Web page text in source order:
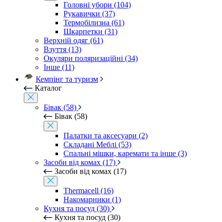
Головні убори (104)
Рукавички (37)
Термобілизна (61)
Шкарпетки (31)
Верхній одяг (61)
Взуття (13)
Окуляри поляризаційні (34)
Інше (11)
Кемпінг та туризм
Каталог
Бівак (58)
Бівак (58)
Палатки та аксесуари (2)
Складані Меблі (53)
Спальні мішки, каремати та інше (3)
Засоби від комах (17)
Засоби від комах (17)
Thermacell (16)
Накомарники (1)
Кухня та посуд (30)
Кухня та посуд (30)